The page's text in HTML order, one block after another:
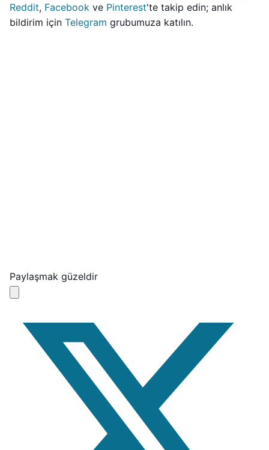
Reddit, Facebook ve Pinterest'te takip edin; anlık
bildirim için Telegram grubumuza katılın.
Paylaşmak güzeldir